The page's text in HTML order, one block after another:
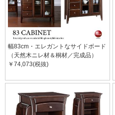
幅83cm・エレガントなサイドボード
（天然木ニレ材＆桐材／完成品）
￥74,073(税抜)